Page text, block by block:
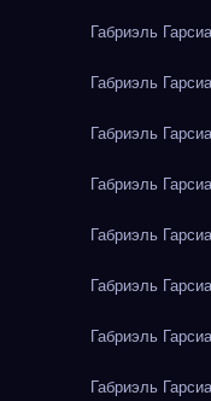
Габриэль
Габриэль
Габриэль
Габриэль
Габриэль
Габриэль
Габриэль
Габриэль